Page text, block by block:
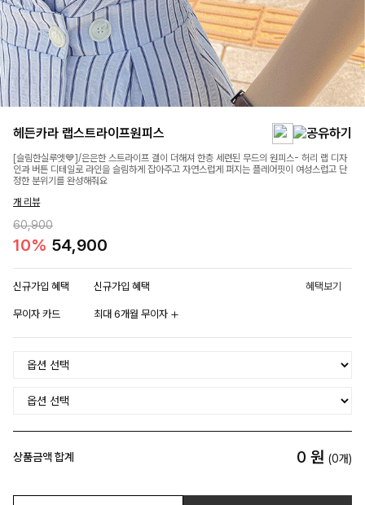
헤든카라 랩스트라이프원피스
[슬림한실루엣💙]/은은한 스트라이프 결이 더해져 한층 세련된 무드의 원피스- 허리 랩 디자
인과 버튼 디테일로 라인을 슬림하게 잡아주고 자연스럽게 퍼지는 플레어핏이 여성스럽고 단
정한 분위기를 완성해줘요
개 리뷰
60,900
10% 54,900
신규가입 혜택 신규가입 혜택 혜택보기
무이자 카드 최대 6개월 무이자
상품금액 합계 0 원 (0개)